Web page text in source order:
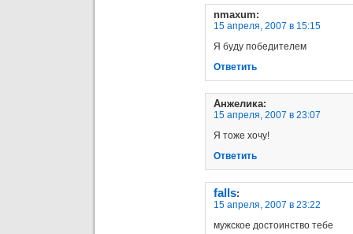
nmaxum:
15 апреля, 2007 в 15:15
Я буду победителем
Ответить
Анжелика:
15 апреля, 2007 в 23:07
Я тоже хочу!
Ответить
falls:
15 апреля, 2007 в 23:22
мужское достоинство тебе